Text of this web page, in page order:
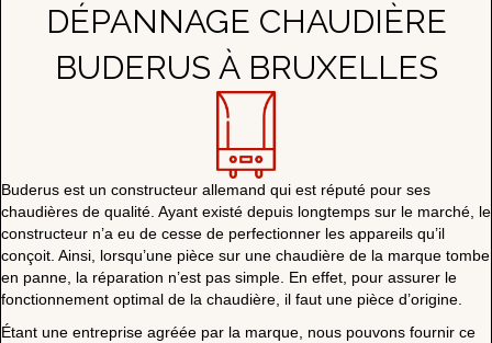
DÉPANNAGE CHAUDIÈRE
BUDERUS À BRUXELLES
Buderus est un constructeur allemand qui est réputé pour ses
chaudières de qualité. Ayant existé depuis longtemps sur le marché, le
constructeur n’a eu de cesse de perfectionner les appareils qu’il
conçoit. Ainsi, lorsqu’une pièce sur une chaudière de la marque tombe
en panne, la réparation n’est pas simple. En effet, pour assurer le
fonctionnement optimal de la chaudière, il faut une pièce d’origine.
Étant une entreprise agréée par la marque, nous pouvons fournir ce